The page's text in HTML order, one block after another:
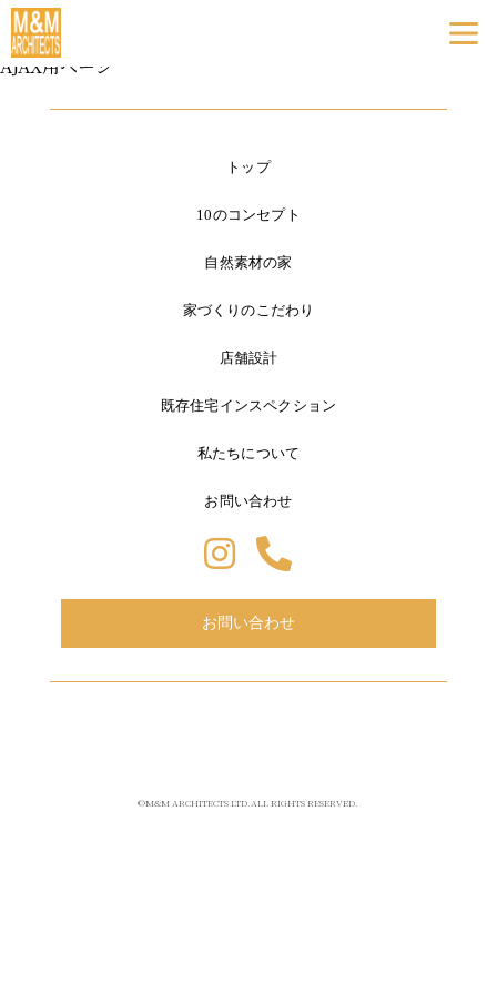
AJAX用ページ
トップ
10のコンセプト
自然素材の家
家づくりのこだわり
店舗設計
既存住宅インスペクション
私たちについて
お問い合わせ
お問い合わせ
©M&M ARCHITECTS LTD.ALL RIGHTS RESERVED.